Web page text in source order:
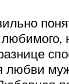
любви